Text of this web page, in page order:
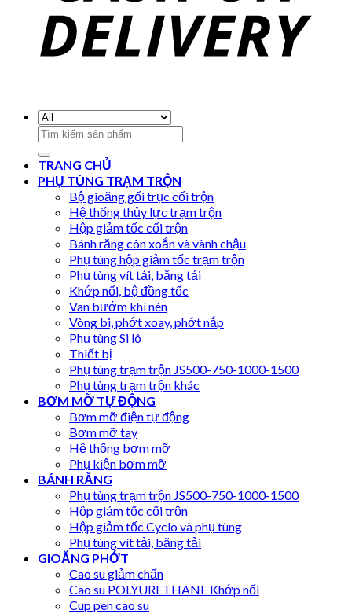
Search
for:
TRANG CHỦ
PHỤ TÙNG TRẠM TRỘN
Bộ gioăng gối trục cối trộn
Hệ thống thủy lực trạm trộn
Hộp giảm tốc cối trộn
Bánh răng côn xoắn và vành chậu
Phụ tùng hộp giảm tốc trạm trộn
Phụ tùng vít tải, băng tải
Khớp nối, bộ đồng tốc
Van bướm khí nén
Vòng bi, phớt xoay, phớt nắp
Phụ tùng Si lô
Thiết bị
Phụ tùng trạm trộn JS500-750-1000-1500
Phụ tùng trạm trộn khác
BƠM MỠ TỰ ĐỘNG
Bơm mỡ điện tự động
Bơm mỡ tay
Hệ thống bơm mỡ
Phụ kiện bơm mỡ
BÁNH RĂNG
Phụ tùng trạm trộn JS500-750-1000-1500
Hộp giảm tốc cối trộn
Hộp giảm tốc Cyclo và phụ tùng
Phụ tùng vít tải, băng tải
GIOĂNG PHỚT
Cao su giảm chấn
Cao su POLYURETHANE Khớp nối
Cup pen cao su